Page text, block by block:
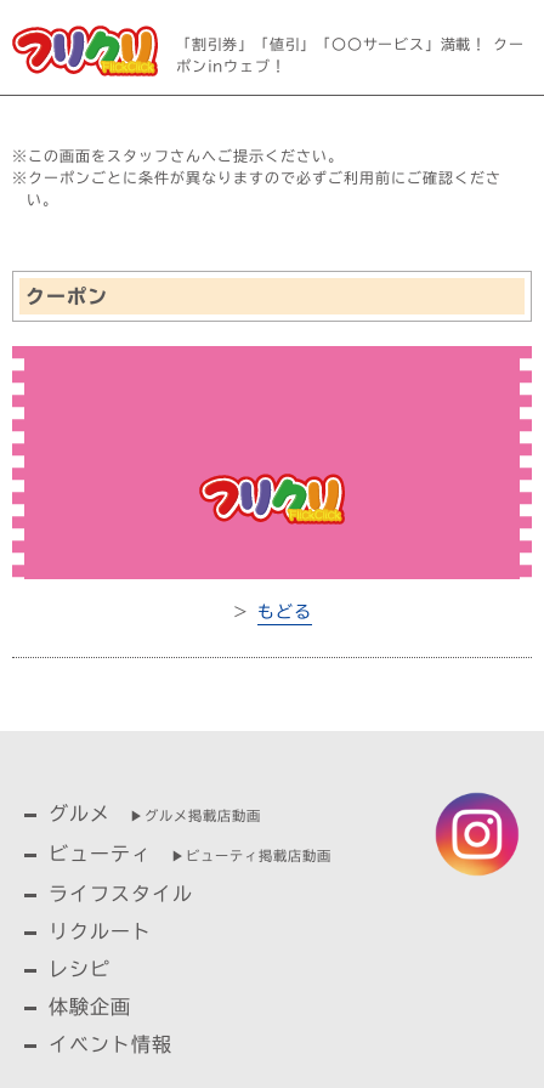
「割引券」「値引」「〇〇サービス」満載！ クー
ポンinウェブ！
※この画面をスタッフさんへご提示ください。
※クーポンごとに条件が異なりますので必ずご利用前にご確認くださ
い。
クーポン
＞ もどる
グルメ ▶︎グルメ掲載店動画
ビューティ ▶︎ビューティ掲載店動画
ライフスタイル
リクルート
レシピ
体験企画
イベント情報